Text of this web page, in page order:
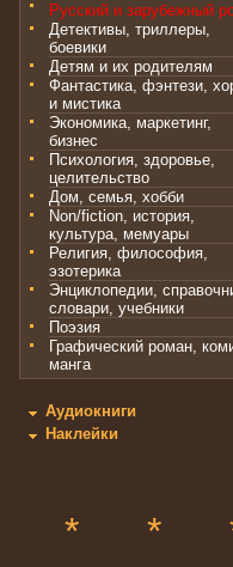
Русский и зарубежный
Детективы, триллеры,
боевики
Детям и их родителям
Фантастика, фэнтези,
и мистика
Экономика, маркетинг,
бизнес
Психология, здоровье,
целительство
Дом, семья, хобби
Non/fiction, история,
культура, мемуары
Религия, философия,
эзотерика
Энциклопедии,
словари, учебники
Поэзия
Графический роман,
манга
Аудиокниги
Наклейки
* *